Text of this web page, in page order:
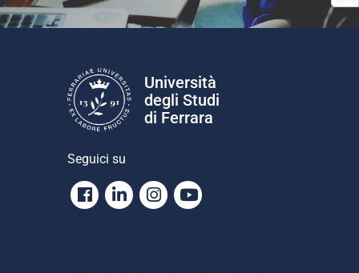
Università
degli Studi
di Ferrara
Seguici su
Facebook
LinkedinInstagram
Youtube